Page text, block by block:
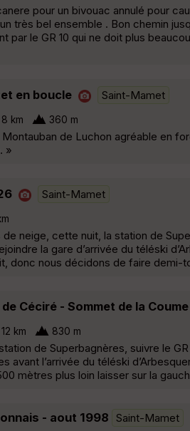
pour un bivouac annulé pour
très bel ensemble . Bon chemin
par le GR 10 qui ne doit plus
en boucle Saint-Mamet
8 km 360 m
de Luchon agréable en
»
Saint-Mamet
neige, cette nuit, la station de
la gare d’arrivée du téléski
donc nous décidons de faire demi-
Céciré - Sommet de la
12 km 830 m
de Superbagnères, suivre le
avant l’arrivée du téléski
mètres plus loin laisser sur la
- aout 1998 Saint-Mamet